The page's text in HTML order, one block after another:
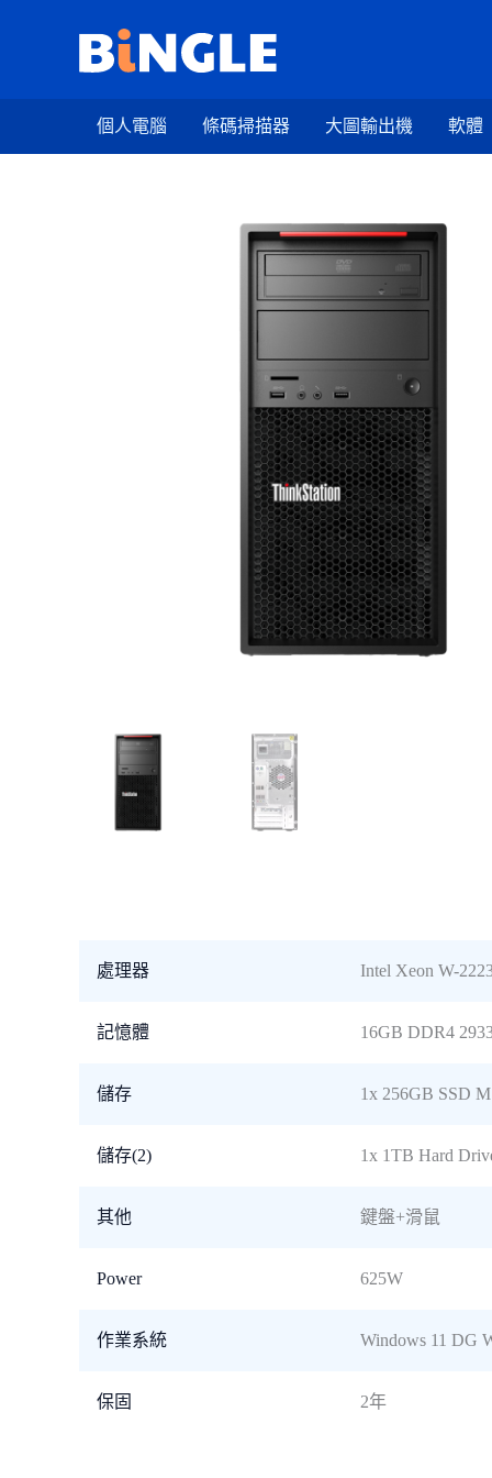
內
個人電腦 條碼掃描器 大圖輸出機 軟體
處理器 Intel Xeon W-
記憶體 16GB DDR4
儲存 1x 256GB SSD
儲存(2) 1x 1TB Hard
其他 鍵盤+滑鼠
Power 625W
作業系統 Windows 11 DG
保固 2年